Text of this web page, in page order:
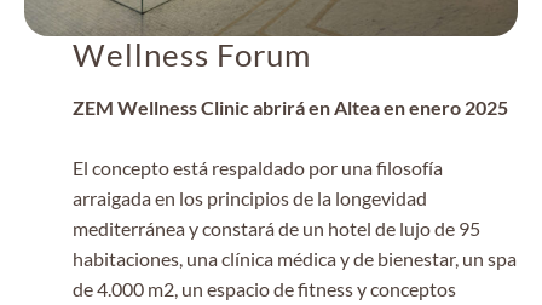
Wellness Forum
ZEM Wellness Clinic abrirá en Altea en enero 2025
El concepto está respaldado por una filosofía
arraigada en los principios de la longevidad
mediterránea y constará de un hotel de lujo de 95
habitaciones, una clínica médica y de bienestar, un spa
de 4.000 m2, un espacio de fitness y conceptos